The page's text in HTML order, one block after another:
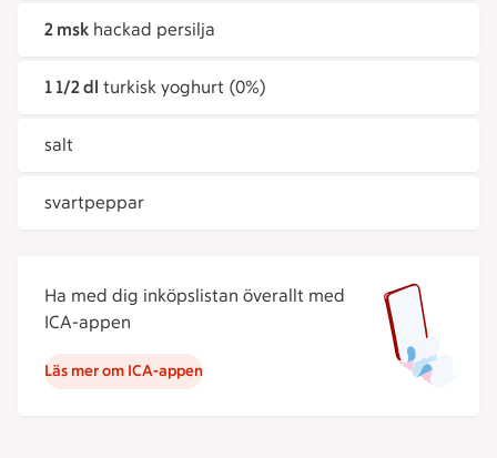
2 msk hackad persilja
1 1/2 dl turkisk yoghurt (0%)
salt
svartpeppar
Ha med dig inköpslistan överallt med
ICA-appen
Läs mer om ICA-appen